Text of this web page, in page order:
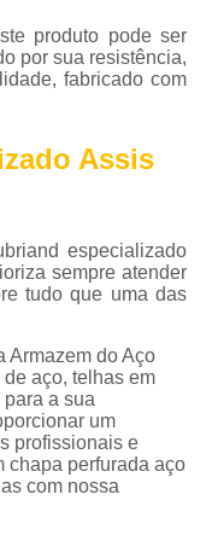
Máquina
Auto Brocante Inox
para Concreto
Brocante para Metal
Perfil de
Perfil Metálico
Perfil Tipo U
Perfil U
Ferro com Gancho
Ferro Fundido
produto pode ser
por sua resistência,
fabricado com
Assis
especializado
sempre atender
tudo que uma das
Armazem do Aço
aço, telhas em
a sua
um
profissionais e
chapa perfurada aço
com nossa